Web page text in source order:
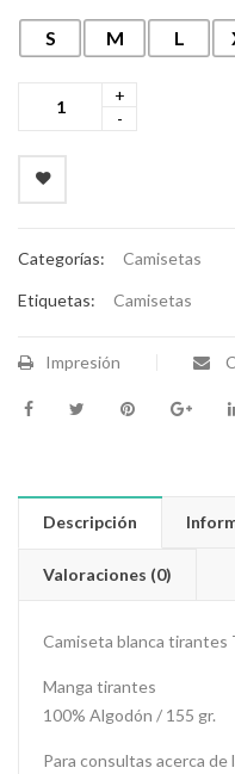
S M L
Categorías: Camisetas
Etiquetas: Camisetas
Impresión
Descripción
Valoraciones (0)
Camiseta blanca tirantes
Manga tirantes
100% Algodón / 155 gr.
Para consultas acerca de